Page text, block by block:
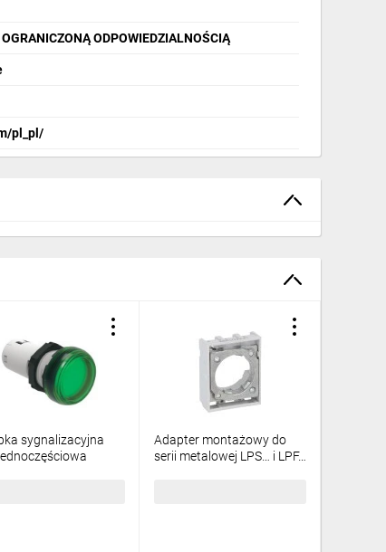
ODPOWIEDZIALNOŚCIĄ
pl_pl/
sygnalizacyjna
Adapter montażowy do
serii metalowej LPS… i LPF…